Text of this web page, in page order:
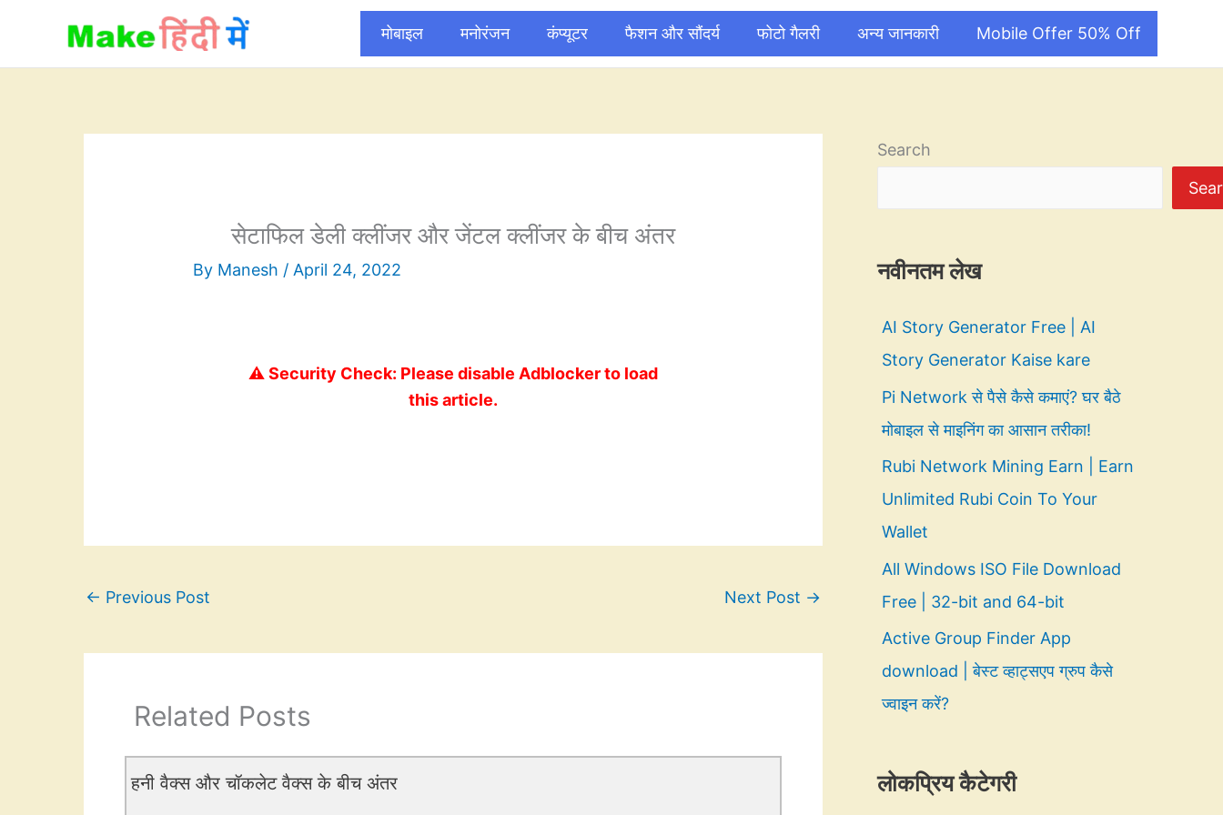
content
मोबाइल मनोरंजन कंप्यूटर फैशन और सौंदर्य फोटो गैलरी अन्य जानकारी Mobile Offer 50% Off
सेटाफिल डेली क्लींजर और जेंटल क्लींजर के बीच अंतर
By Manesh / April 24, 2022
⚠️ Security Check: Please disable Adblocker to load
this article.
← Previous Post Next Post →
Related Posts
हनी वैक्स और चॉकलेट वैक्स के बीच अंतर
Search
नवीनतम लेख
AI Story Generator Free | AI
Story Generator Kaise kare
Pi Network से पैसे कैसे कमाएं? घर बैठे
मोबाइल से माइनिंग का आसान तरीका!
Rubi Network Mining Earn | Earn
Unlimited Rubi Coin To Your
Wallet
All Windows ISO File Download
Free | 32-bit and 64-bit
Active Group Finder App
download | बेस्ट व्हाट्सएप ग्रुप कैसे
ज्वाइन करें?
लोकप्रिय कैटेगरी